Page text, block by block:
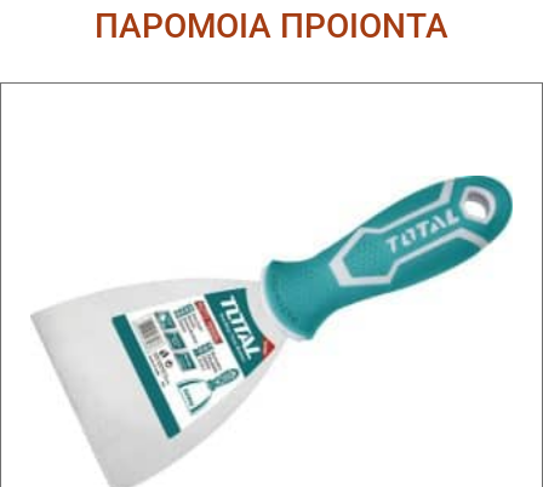
ΠΑΡΟΜΟΙΑ ΠΡΟΙΟΝΤΑ